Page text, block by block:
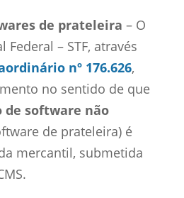
de prateleira – O
– STF, através
nº 176.626,
no sentido de que
software não
de prateleira) é
mercantil, submetida